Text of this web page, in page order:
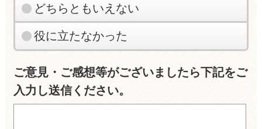
どちらともいえない
役に立たなかった
ご意見・ご感想等がございましたら下記をご
入力し送信ください。